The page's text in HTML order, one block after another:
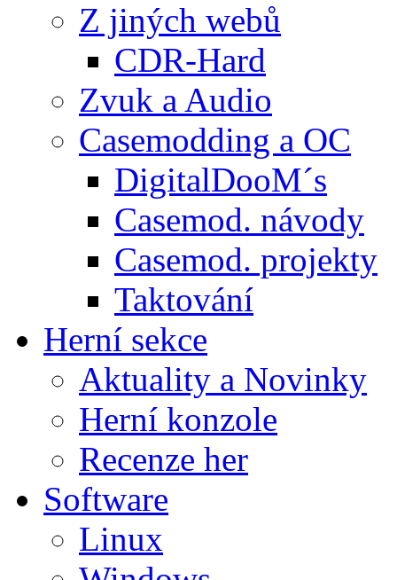
Z jiných webů
CDR-Hard
Zvuk a Audio
Casemodding a OC
DigitalDooM´s
Casemod. návody
Casemod. projekty
Taktování
Herní sekce
Aktuality a Novinky
Herní konzole
Recenze her
Software
Linux